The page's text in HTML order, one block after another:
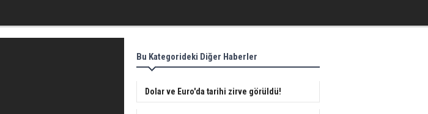
Bu Kategorideki Diğer Haberler
Dolar ve Euro'da tarihi zirve görüldü!